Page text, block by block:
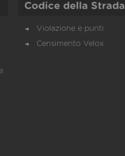
Codice della Strada
Violazione e punti
Censimento Velox